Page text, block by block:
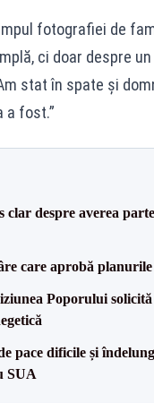
fotografiei de
ci doar despre
stat în spate și
a fost.”
despre averea
care aprobă
Poporului
pace dificile și
SUA